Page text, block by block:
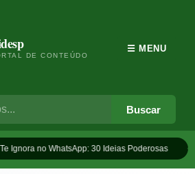
DE CONTEÚDO
Buscar
☰ MENU
Ignora no WhatsApp: 30 Ideias Poderosas